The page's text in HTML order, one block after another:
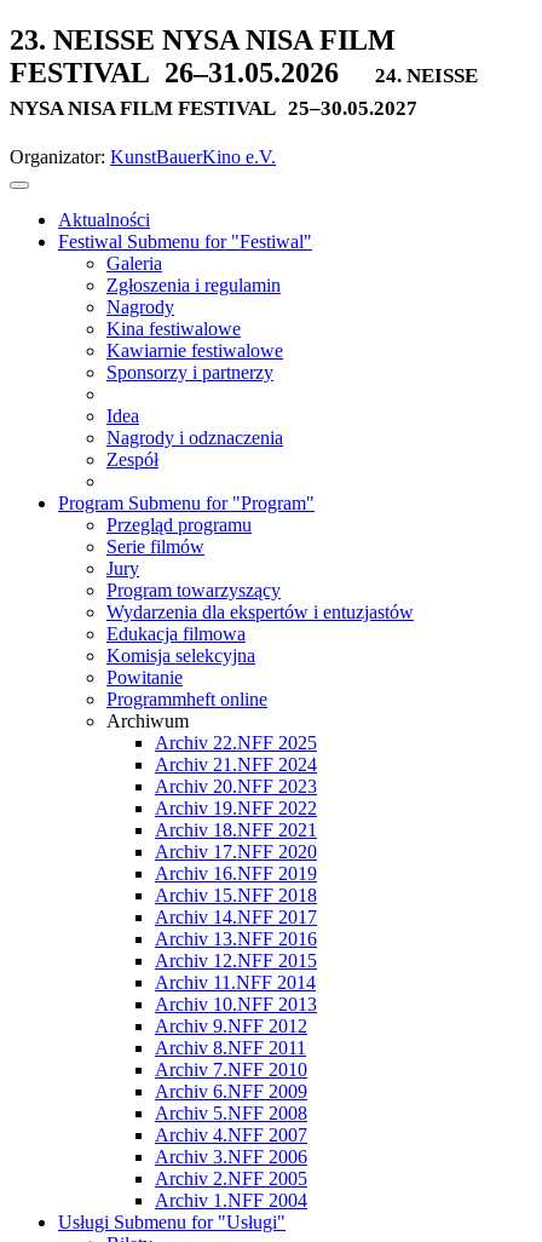
23. NEISSE NYSA NISA FILM
FESTIVAL 26–31.05.2026
24. NEISSE
NYSA NISA FILM FESTIVAL 25–30.05.2027
Organizator: KunstBauerKino e.V.
Aktualności
Festiwal Submenu for "Festiwal"
Galeria
Zgłoszenia i regulamin
Nagrody
Kina festiwalowe
Kawiarnie festiwalowe
Sponsorzy i partnerzy
Idea
Nagrody i odznaczenia
Zespół
Program Submenu for "Program"
Przegląd programu
Serie filmów
Jury
Program towarzyszący
Wydarzenia dla ekspertów i entuzjastów
Edukacja filmowa
Komisja selekcyjna
Powitanie
Programmheft online
Archiwum
Archiv 22.NFF 2025
Archiv 21.NFF 2024
Archiv 20.NFF 2023
Archiv 19.NFF 2022
Archiv 18.NFF 2021
Archiv 17.NFF 2020
Archiv 16.NFF 2019
Archiv 15.NFF 2018
Archiv 14.NFF 2017
Archiv 13.NFF 2016
Archiv 12.NFF 2015
Archiv 11.NFF 2014
Archiv 10.NFF 2013
Archiv 9.NFF 2012
Archiv 8.NFF 2011
Archiv 7.NFF 2010
Archiv 6.NFF 2009
Archiv 5.NFF 2008
Archiv 4.NFF 2007
Archiv 3.NFF 2006
Archiv 2.NFF 2005
Archiv 1.NFF 2004
Usługi Submenu for "Usługi"